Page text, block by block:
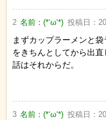
2 名前：(*‘ω‘*) 投稿日：
まずカップラーメンと
をきちんとしてから出直
話はそれからだ。
3 名前：(*‘ω‘*) 投稿日：